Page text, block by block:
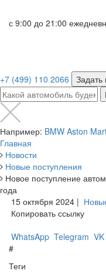
с 9:00 до 21:00
+7 (499) 110 2066
Задать
Например: BMW Aston
Главная
Новости
Новые поступления
Новое поступление
года
15 октября 2024 |
Копировать ссылку
WhatsApp Telegram VK
#
Теги